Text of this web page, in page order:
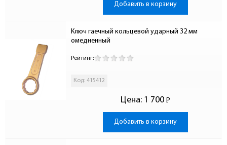
Добавить в корзину
Ключ гаечный кольцевой ударный 32 мм
омедненный
Рейтинг:
Код: 415412
Цена: 1 700 Р
-
Добавить в корзину